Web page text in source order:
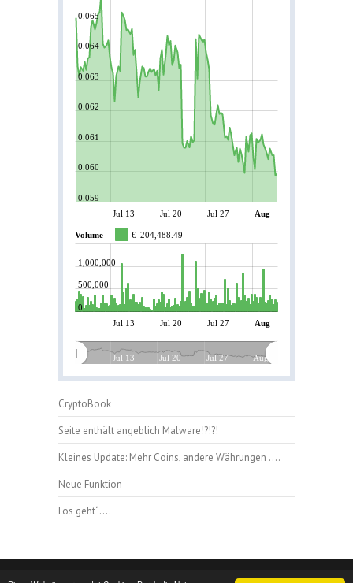
Jul 13 Jul 20 Jul 27 Aug
0.059
0.060
0.061
0.062
0.063
0.064
0.065
Volume € 204,488.49
Jul 13 Jul 20 Jul 27 Aug
0
500,000
1,000,000
Jul 13 Jul 20 Jul 27 Aug
CryptoBook
Seite enthält angeblich Malware!?!?!
Kleines Update: Mehr Coins, andere Währungen ….
Neue Funktion
Los geht‘ ….